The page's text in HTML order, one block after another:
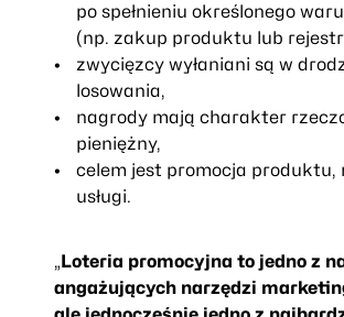
po spełnieniu określonego
(np. zakup produktu lub
zwycięzcy wyłaniani są w
losowania,
nagrody mają charakter
pieniężny,
celem jest promocja produktu,
usługi.
„Loteria promocyjna to jedno z
angażujących narzędzi